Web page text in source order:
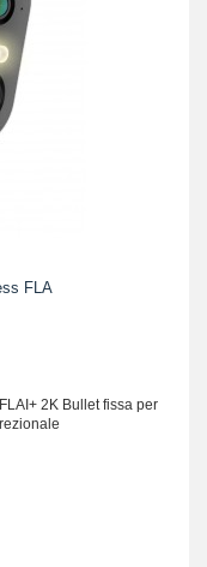
FLA
2K Bullet fissa per